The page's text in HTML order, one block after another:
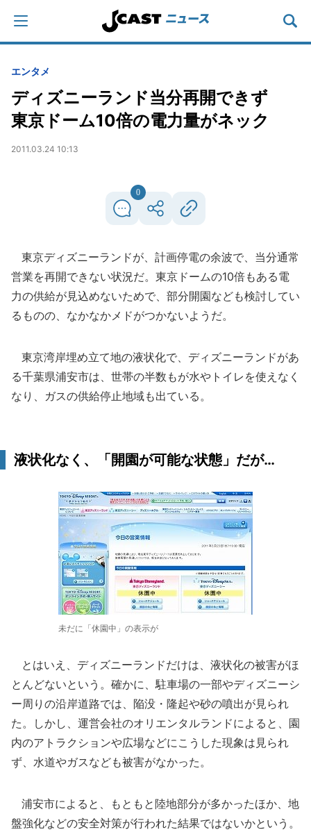
エンタメ
ディズニーランド当分再開できず
東京ドーム10倍の電力量がネック
2011.03.24 10:13
0
東京ディズニーランドが、計画停電の余波で、当分通常
営業を再開できない状況だ。東京ドームの10倍もある電
力の供給が見込めないためで、部分開園なども検討してい
るものの、なかなかメドがつかないようだ。
東京湾岸埋め立て地の液状化で、ディズニーランドがあ
る千葉県浦安市は、世帯の半数もが水やトイレを使えなく
なり、ガスの供給停止地域も出ている。
液状化なく、「開園が可能な状態」だが…
未だに「休園中」の表示が
とはいえ、ディズニーランドだけは、液状化の被害がほ
とんどないという。確かに、駐車場の一部やディズニーシ
ー周りの沿岸道路では、陥没・隆起や砂の噴出が見られ
た。しかし、運営会社のオリエンタルランドによると、園
内のアトラクションや広場などにこうした現象は見られ
ず、水道やガスなども被害がなかった。
浦安市によると、もともと陸地部分が多かったほか、地
盤強化などの安全対策が行われた結果ではないかという。